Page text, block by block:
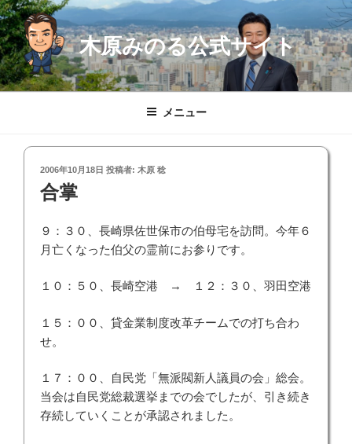
コ
ン
テ
ン
ツ
木原みのる公式サイト
メニュー
投
稿
日:
2006年10月18日 投稿者: 木原 稔
合掌
９：３０、長崎県佐世保市の伯母宅を訪問。今年６
月亡くなった伯父の霊前にお参りです。
１０：５０、長崎空港 → １２：３０、羽田空港
１５：００、貸金業制度改革チームでの打ち合わ
せ。
１７：００、自民党「無派閥新人議員の会」総会。
当会は自民党総裁選挙までの会でしたが、引き続き
存続していくことが承認されました。